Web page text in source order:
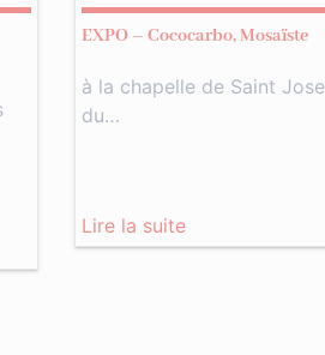
EXPO – Cococarbo, Mosaïste
à la chapelle de Saint
du…
Lire la suite